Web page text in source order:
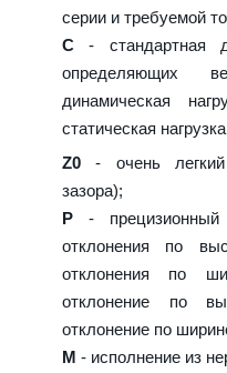
серии и требуемой
C - стандартная
определяющих
динамическая
статическая
Z0 - очень легкий
зазора);
P - прецизионный
отклонения по
отклонения по
отклонение по
отклонение по
M - исполнение из